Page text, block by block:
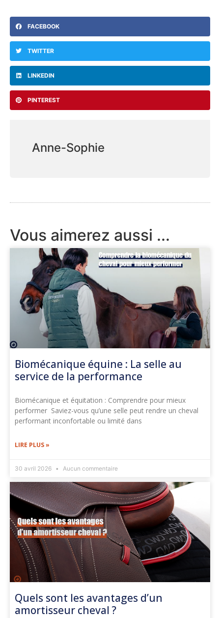
FACEBOOK
TWITTER
LINKEDIN
PINTEREST
Anne-Sophie
Vous aimerez aussi ...
Biomécanique équine : La selle au
service de la performance
Biomécanique et équitation : Comprendre pour mieux
performer Saviez-vous qu’une selle peut rendre un cheval
performant inconfortable ou limité dans
LIRE PLUS »
30 avril 2026 Aucun commentaire
Quels sont les avantages d’un
amortisseur cheval ?